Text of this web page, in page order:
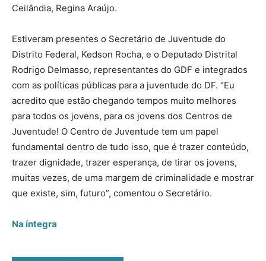
Ceilândia, Regina Araújo.
Estiveram presentes o Secretário de Juventude do
Distrito Federal, Kedson Rocha, e o Deputado Distrital
Rodrigo Delmasso, representantes do GDF e integrados
com as políticas públicas para a juventude do DF. “Eu
acredito que estão chegando tempos muito melhores
para todos os jovens, para os jovens dos Centros de
Juventude! O Centro de Juventude tem um papel
fundamental dentro de tudo isso, que é trazer conteúdo,
trazer dignidade, trazer esperança, de tirar os jovens,
muitas vezes, de uma margem de criminalidade e mostrar
que existe, sim, futuro”, comentou o Secretário.
Na íntegra